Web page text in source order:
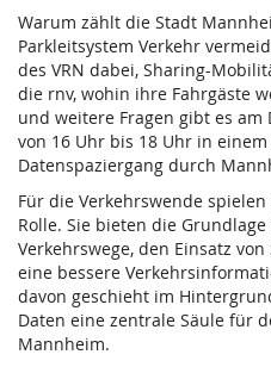
Warum zählt die Stadt
Parkleitsystem Verkehr
des VRN dabei, Sharing-
die rnv, wohin ihre Fahrgäste
und weitere Fragen gibt es am
von 16 Uhr bis 18 Uhr in
Datenspaziergang durch
Für die Verkehrswende
Rolle. Sie bieten die
Verkehrswege, den Einsatz
eine bessere
davon geschieht im
Daten eine zentrale Säule für
Mannheim.